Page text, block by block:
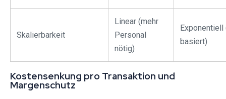
Skalierbarkeit
Linear (mehr
Personal
nötig)
Exponentiell
basiert)
Kostensenkung pro Transaktion und
Margenschutz